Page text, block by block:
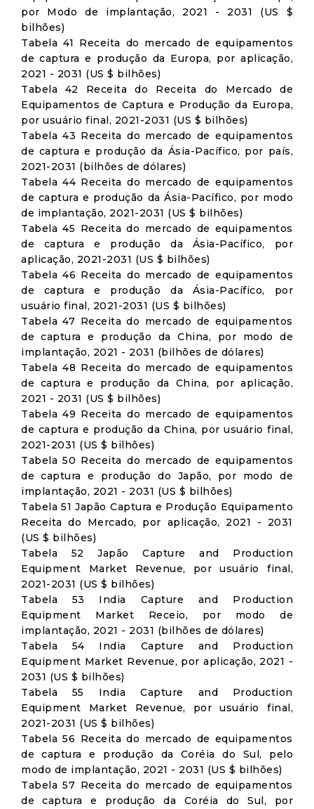
por Modo de implantação, 2021 - 2031 (US $
bilhões)
Tabela 41 Receita do mercado de equipamentos
de captura e produção da Europa, por aplicação,
2021 - 2031 (US $ bilhões)
Tabela 42 Receita do Receita do Mercado de
Equipamentos de Captura e Produção da Europa,
por usuário final, 2021-2031 (US $ bilhões)
Tabela 43 Receita do mercado de equipamentos
de captura e produção da Ásia-Pacífico, por país,
2021-2031 (bilhões de dólares)
Tabela 44 Receita do mercado de equipamentos
de captura e produção da Ásia-Pacífico, por modo
de implantação, 2021-2031 (US $ bilhões)
Tabela 45 Receita do mercado de equipamentos
de captura e produção da Ásia-Pacífico, por
aplicação, 2021-2031 (US $ bilhões)
Tabela 46 Receita do mercado de equipamentos
de captura e produção da Ásia-Pacífico, por
usuário final, 2021-2031 (US $ bilhões)
Tabela 47 Receita do mercado de equipamentos
de captura e produção da China, por modo de
implantação, 2021 - 2031 (bilhões de dólares)
Tabela 48 Receita do mercado de equipamentos
de captura e produção da China, por aplicação,
2021 - 2031 (US $ bilhões)
Tabela 49 Receita do mercado de equipamentos
de captura e produção da China, por usuário final,
2021-2031 (US $ bilhões)
Tabela 50 Receita do mercado de equipamentos
de captura e produção do Japão, por modo de
implantação, 2021 - 2031 (US $ bilhões)
Tabela 51 Japão Captura e Produção Equipamento
Receita do Mercado, por aplicação, 2021 - 2031
(US $ bilhões)
Tabela 52 Japão Capture and Production
Equipment Market Revenue, por usuário final,
2021-2031 (US $ bilhões)
Tabela 53 India Capture and Production
Equipment Market Receio, por modo de
implantação, 2021 - 2031 (bilhões de dólares)
Tabela 54 India Capture and Production
Equipment Market Revenue, por aplicação, 2021 -
2031 (US $ bilhões)
Tabela 55 India Capture and Production
Equipment Market Revenue, por usuário final,
2021-2031 (US $ bilhões)
Tabela 56 Receita do mercado de equipamentos
de captura e produção da Coréia do Sul, pelo
modo de implantação, 2021 - 2031 (US $ bilhões)
Tabela 57 Receita do mercado de equipamentos
de captura e produção da Coréia do Sul, por